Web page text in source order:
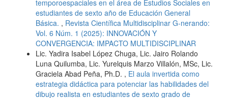
temporoespaciales en el área de Estudios Sociales en
estudiantes de sexto año de Educación General
Básica. , Revista Científica Multidisciplinar G-nerando:
Vol. 6 Núm. 1 (2025): INNOVACIÓN Y
CONVERGENCIA: IMPACTO MULTIDISCIPLINAR
Lic. Yadira Isabel López Chuga, Lic. Jairo Rolando
Luna Quilumba, Lic. Yurelquis Marzo Villalón, MSc, Lic.
Graciela Abad Peña, Ph.D. , El aula invertida como
estrategia didáctica para potenciar las habilidades del
dibujo realista en estudiantes de sexto grado de